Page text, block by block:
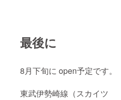
最後に
8月下旬に open予定です。
東武伊勢崎線（スカイツ